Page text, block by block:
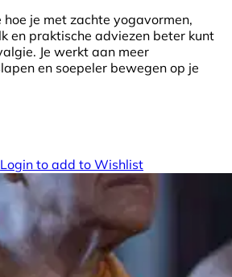
hoe je met zachte yogavormen,
en praktische adviezen beter kunt
Je werkt aan meer
en soepeler bewegen op je
Login to add to Wishlist